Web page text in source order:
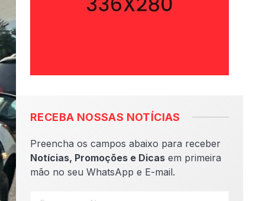
RECEBA NOSSAS NOTÍCIAS
Preencha os campos abaixo para receber
Notícias, Promoções e Dicas em primeira
mão no seu WhatsApp e E-mail.